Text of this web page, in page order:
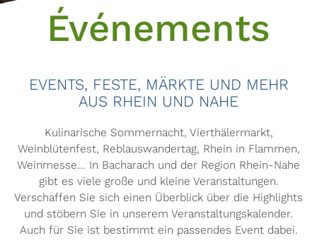
Événements
EVENTS, FESTE, MÄRKTE UND MEHR
AUS RHEIN UND NAHE
Kulinarische Sommernacht, Vierthälermarkt,
Weinblütenfest, Reblauswandertag, Rhein in Flammen,
Weinmesse... In Bacharach und der Region Rhein-Nahe
gibt es viele große und kleine Veranstaltungen.
Verschaffen Sie sich einen Überblick über die Highlights
und stöbern Sie in unserem Veranstaltungskalender.
Auch für Sie ist bestimmt ein passendes Event dabei.